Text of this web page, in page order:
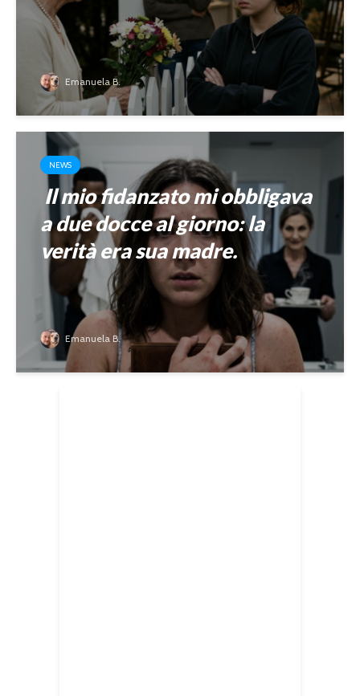
Emanuela B.
NEWS
Il mio fidanzato mi obbligava
a due docce al giorno: la
verità era sua madre.
Emanuela B.